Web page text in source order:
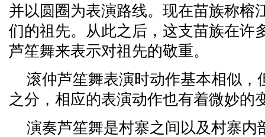
并以圆圈为表演路线。现在苗族称榕
们的祖先。从此之后，这支苗族在许
芦笙舞来表示对祖先的敬重。
滚仲芦笙舞表演时动作基本相似，
之分，相应的表演动作也有着微妙的
演奏芦笙舞是村寨之间以及村寨内